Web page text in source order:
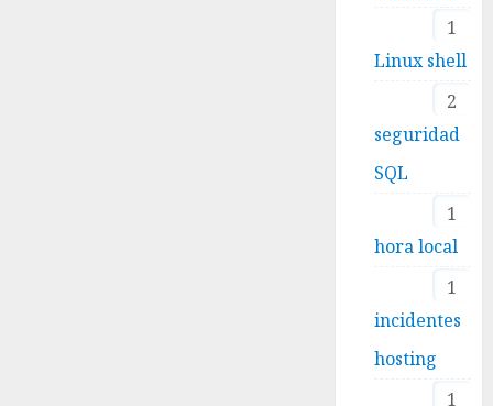
1
Linux shell
2
seguridad
SQL
1
hora local
1
incidentes
hosting
1